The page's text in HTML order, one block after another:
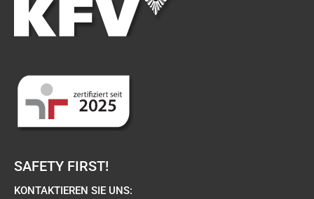
SAFETY FIRST!
KONTAKTIEREN SIE UNS: